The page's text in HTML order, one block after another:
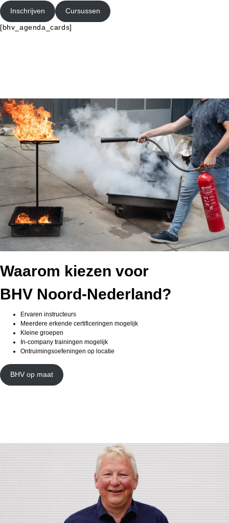
Inschrijven Cursussen
[bhv_agenda_cards]
Waarom kiezen voor
BHV Noord-Nederland?
Ervaren instructeurs
Meerdere erkende certificeringen mogelijk
Kleine groepen
In-company trainingen mogelijk
Ontruimingsoefeningen op locatie
BHV op maat